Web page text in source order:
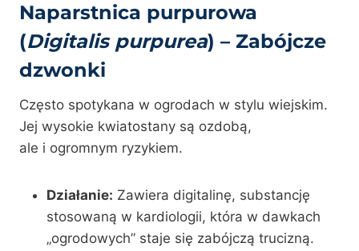
Naparstnica purpurowa
(Digitalis purpurea) – Zabójcze
dzwonki
Często spotykana w ogrodach w stylu wiejskim.
Jej wysokie kwiatostany są ozdobą,
ale i ogromnym ryzykiem.
Działanie: Zawiera digitalinę, substancję
stosowaną w kardiologii, która w dawkach
„ogrodowych” staje się zabójczą trucizną.